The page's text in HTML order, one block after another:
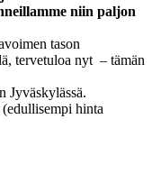
niin paljon
tason
tervetuloa nyt – tämän
Jyväskylässä.
hinta